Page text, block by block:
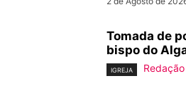
Tomada de
bispo do
IGREJA Redação